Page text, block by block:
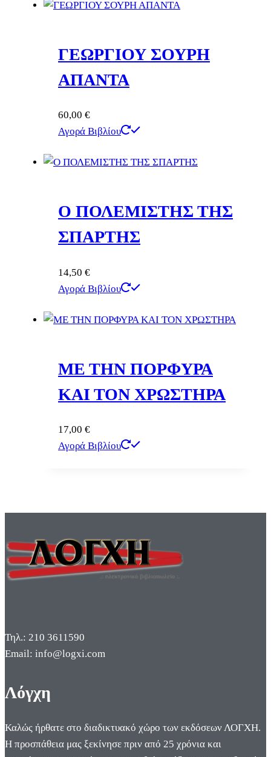
ΓΕΩΡΓΙΟΥ ΣΟΥΡΗ
ΑΠΑΝΤΑ
60,00 €
Αγορά Βιβλίου
Ο ΠΟΛΕΜΙΣΤΗΣ ΤΗΣ
ΣΠΑΡΤΗΣ
14,50 €
Αγορά Βιβλίου
ΜΕ ΤΗΝ ΠΟΡΦΥΡΑ
ΚΑΙ ΤΟΝ ΧΡΩΣΤΗΡΑ
17,00 €
Αγορά Βιβλίου
Τηλ.: 210 3611590
Email: info@logxi.com
Λόγχη
Καλώς ήρθατε στο διαδικτυακό χώρο των εκδόσεων ΛΟΓΧΗ.
Η προσπάθεια μας ξεκίνησε πριν από 25 χρόνια και